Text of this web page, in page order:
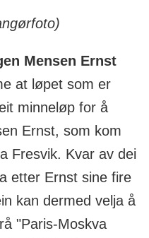
Mensen Ernst
at løpet som er
minneløp for å
Ernst, som kom
Fresvik. Kvar av dei
etter Ernst sine fire
kan dermed velja å
"Paris-Moskva